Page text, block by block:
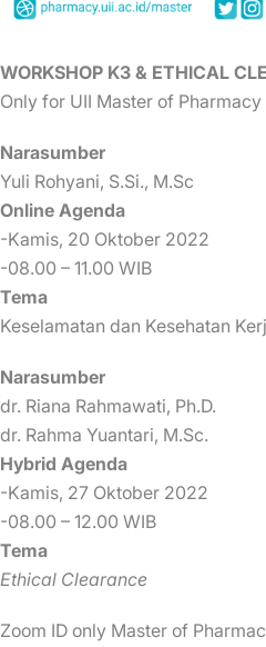
WORKSHOP K3 & ETHICAL
Only for UII Master of
Narasumber
Yuli Rohyani, S.Si., M.Sc
Online Agenda
-Kamis, 20 Oktober 2022
-08.00 – 11.00 WIB
Tema
Keselamatan dan Kesehatan
Narasumber
dr. Riana Rahmawati, Ph.D.
dr. Rahma Yuantari, M.Sc.
Hybrid Agenda
-Kamis, 27 Oktober 2022
-08.00 – 12.00 WIB
Tema
Ethical Clearance
Zoom ID only Master of